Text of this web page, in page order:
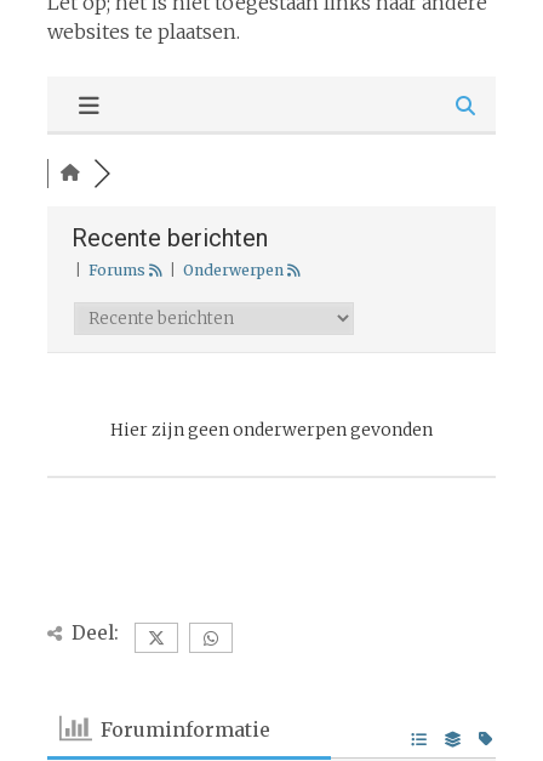
websites te plaatsen.
Recente berichten
Forums Onderwerpen
Hier zijn geen onderwerpen gevonden
Deel:
Foruminformatie